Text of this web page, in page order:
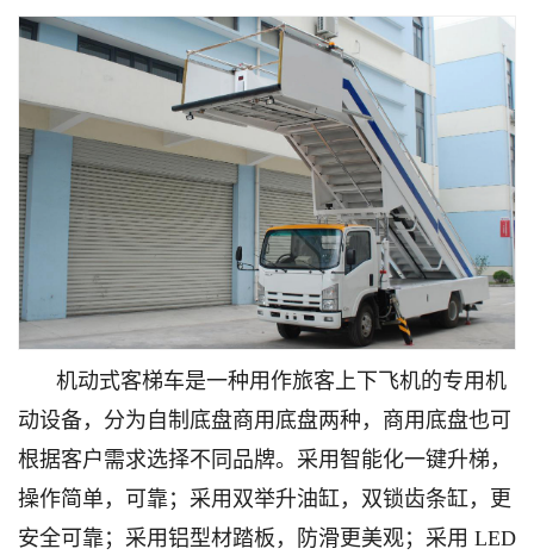
机动式客梯车是一种用作旅客上下飞机的专用机
动设备，分为自制底盘商用底盘两种，商用底盘也可
根据客户需求选择不同品牌。采用智能化一键升梯，
操作简单，可靠；采用双举升油缸，双锁齿条缸，更
安全可靠；采用铝型材踏板，防滑更美观；采用 LED